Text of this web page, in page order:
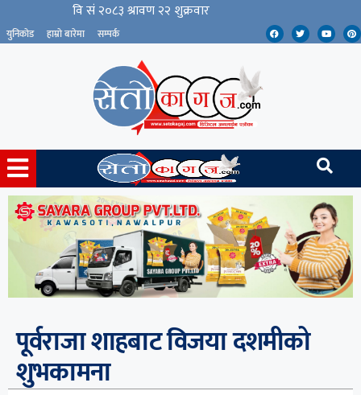
युनिकोड हाम्रो बारेमा सम्पर्क
पूर्वराजा शाहबाट विजया दशमीको
शुभकामना